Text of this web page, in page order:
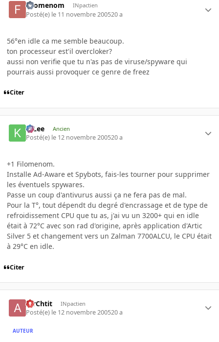
Filomenom INpactien
Posté(e) le 11 novembre 200520 a
56°en idle ca me semble beaucoup.
ton processeur est'il overcloker?
aussi non verifie que tu n'as pas de viruse/spyware qui
pourrais aussi provoquer ce genre de freez
Citer
K-Lee Ancien
Posté(e) le 12 novembre 200520 a
+1 Filomenom.
Installe Ad-Aware et Spybots, fais-les tourner pour supprimer
les éventuels spywares.
Passe un coup d'antivurus aussi ça ne fera pas de mal.
Pour la T°, tout dépendt du degré d'encrassage et de type de
refroidissement CPU que tu as, j'ai vu un 3200+ qui en idle
était à 72°C avec son rad d'origine, après application d'Artic
Silver 5 et changement vers un Zalman 7700ALCU, le CPU était
à 29°C en idle.
Citer
AirChtit INpactien
Posté(e) le 12 novembre 200520 a
AUTEUR